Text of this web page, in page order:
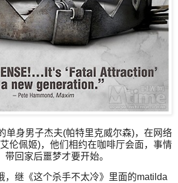
单身男子杰夫(帕特里克威尔森)，在网络
伦佩姬)，他们相约在咖啡厅会面，事情
回家后噩梦才要开始。
，继《这个杀手不太冷》里面的matilda